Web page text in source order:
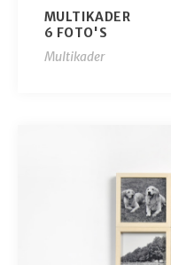
MULTIKADER
6 FOTO'S
Multikader